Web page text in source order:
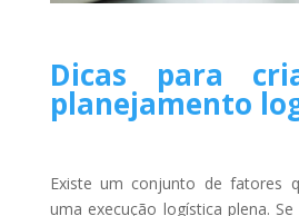
Dicas para
planejamento
Existe um conjunto de fatores
uma execução logística plena.